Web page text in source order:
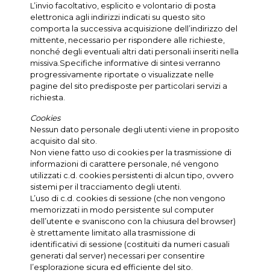
L’invio facoltativo, esplicito e volontario di posta
elettronica agli indirizzi indicati su questo sito
comporta la successiva acquisizione dell’indirizzo del
mittente, necessario per rispondere alle richieste,
nonché degli eventuali altri dati personali inseriti nella
missiva.Specifiche informative di sintesi verranno
progressivamente riportate o visualizzate nelle
pagine del sito predisposte per particolari servizi a
richiesta.
Cookies
Nessun dato personale degli utenti viene in proposito
acquisito dal sito.
Non viene fatto uso di cookies per la trasmissione di
informazioni di carattere personale, né vengono
utilizzati c.d. cookies persistenti di alcun tipo, ovvero
sistemi per il tracciamento degli utenti.
L’uso di c.d. cookies di sessione (che non vengono
memorizzati in modo persistente sul computer
dell’utente e svaniscono con la chiusura del browser)
è strettamente limitato alla trasmissione di
identificativi di sessione (costituiti da numeri casuali
generati dal server) necessari per consentire
l’esplorazione sicura ed efficiente del sito.